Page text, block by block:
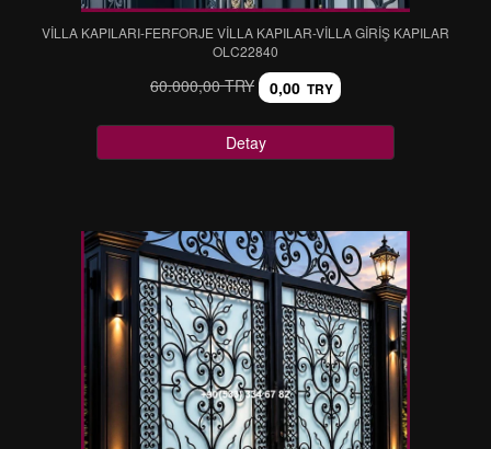
VİLLA KAPILARI-FERFORJE VİLLA KAPILAR-VİLLA GİRİŞ KAPILAR
OLC22840
60.000,00 TRY 0,00 TRY
Detay